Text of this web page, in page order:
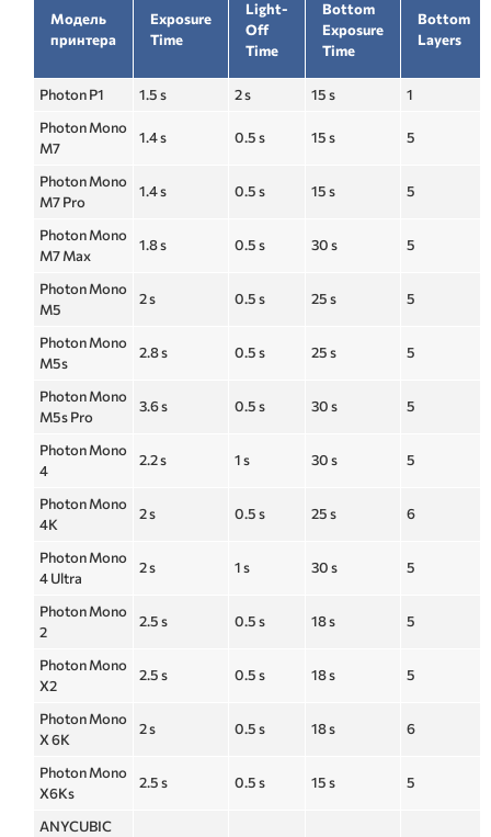
Модель
принтера
Exposure
Time
Light-
Off
Time
Bottom
Exposure
Time
Bottom
Layers
Photon P1 1.5 s 2 s 15 s
1
Photon Mono
M7
1.4 s 0.5 s 15 s 5
Photon Mono
M7 Pro
1.4 s 0.5 s 15 s 5
Photon Mono
M7 Max
1.8 s 0.5 s 30 s 5
Photon Mono
M5
2 s 0.5 s 25 s 5
Photon Mono
M5s
2.8 s 0.5 s 25 s 5
Photon Mono
M5s Pro
3.6 s 0.5 s 30 s 5
Photon Mono
4
2.2 s 1 s 30 s 5
Photon Mono
4K
2 s 0.5 s 25 s 6
Photon Mono
4 Ultra
2 s 1 s 30 s 5
Photon Mono
2
2.5 s 0.5 s 18 s 5
Photon Mono
X2
2.5 s 0.5 s 18 s 5
Photon Mono
X 6K
2 s 0.5 s 18 s 6
Photon Mono
X6Ks
2.5 s 0.5 s 15 s 5
ANYCUBIC